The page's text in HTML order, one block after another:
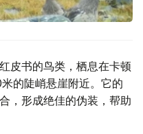
皮书的鸟类，栖息在卡顿
的陡峭悬崖附近。它的
，形成绝佳的伪装，帮助